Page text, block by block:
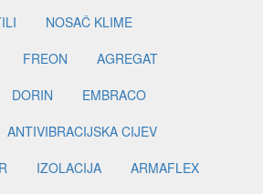
NOSAČ KLIME
FREON
AGREGAT
DORIN
EMBRACO
ANTIVIBRACIJSKA CIJEV
IZOLACIJA
ARMAFLEX